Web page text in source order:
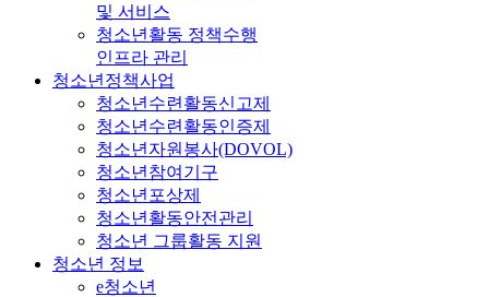
및 서비스
청소년활동 정책수행
인프라 관리
청소년정책사업
청소년수련활동신고제
청소년수련활동인증제
청소년자원봉사(DOVOL)
청소년참여기구
청소년포상제
청소년활동안전관리
청소년 그룹활동 지원
청소년 정보
e청소년